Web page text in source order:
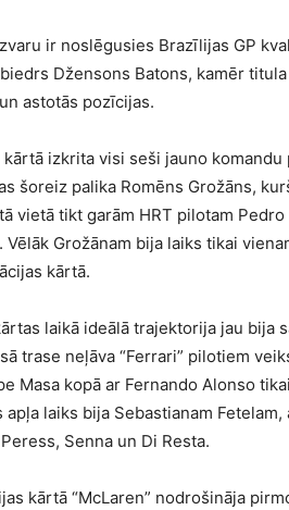
ir noslēgusies Brazīlijas GP
Džensons Batons, kamēr
astotās pozīcijas.
izkrita visi seši jauno
šoreiz palika Romēns Grožāns,
vietā tikt garām HRT pilotam
Grožānam bija laiks tikai
kārtā.
laikā ideālā trajektorija jau bija
trase neļāva “Ferrari” pilotiem
Masa kopā ar Fernando Alonso
apļa laiks bija Sebastianam
Senna un Di Resta.
kārtā “McLaren” nodrošināja